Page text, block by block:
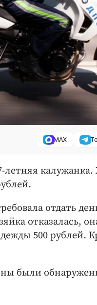
MAX
отдать
отказалась,
500 рублей.
были